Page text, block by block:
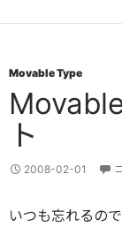
Movable Type
ト
2008-02-01
いつも忘れるので